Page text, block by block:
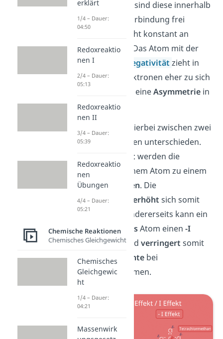
Elektronen
. Dabei sind diese innerhalb
der Elektronenpaarbindung frei
und nicht konstant an
einem festen Ort. Das Atom mit der
höheren
Elektronegativitätzieht in
diesem Fall die Elektronen eher zu sich
und bewirkt somit eineAsymmetrie in
der Verteilung.
wird hierbei zwischen zwei
verschiedenen Arten unterschieden.
+I Effekt werden die
Elektronen
von einem Atom zu einem
anderengeschoben. Die
Elektronendichte
erhöht sich somit
beim Letzteren. Andererseits kann ein
elektronegativeresAtom einen-I
Effektausüben undverringert somit
dieElektronendichte bei
benachbarten Atomen.
erklärt
1/4 – Dauer:
04:50
Redoxreaktio
nen I
2/4 – Dauer:
05:13
Redoxreaktio
nen II
3/4 – Dauer:
05:39
Redoxreaktio
nen
Übungen
4/4 – Dauer:
05:21
Chemische Reaktionen
Chemisches Gleichgewicht
Chemisches
Gleichgewic
ht
1/4 – Dauer:
04:21
Massenwirk